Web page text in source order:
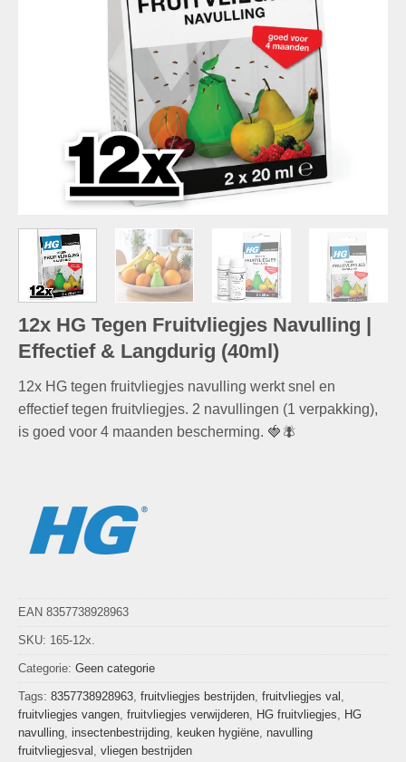
12x HG Tegen Fruitvliegjes Navulling |
Effectief & Langdurig (40ml)
12x HG tegen fruitvliegjes navulling werkt snel en
effectief tegen fruitvliegjes. 2 navullingen (1 verpakking),
is goed voor 4 maanden bescherming. 🍓🪰
EAN 8357738928963
SKU: 165-12x.
Categorie: Geen categorie
Tags: 8357738928963, fruitvliegjes bestrijden, fruitvliegjes val ,
fruitvliegjes vangen, fruitvliegjes verwijderen, HG fruitvliegjes, HG
navulling, insectenbestrijding, keuken hygiëne, navulling
fruitvliegjesval , vliegen bestrijden